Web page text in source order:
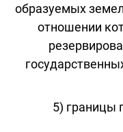
образуемых
отношении
5) границы